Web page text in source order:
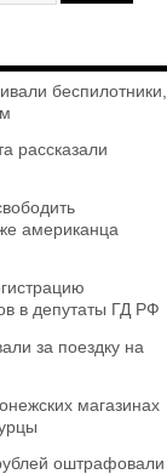
беспилотники,
рассказали
американца
в депутаты ГД РФ
за поездку на
магазинах
оштрафовали